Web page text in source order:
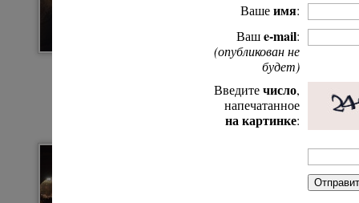
Вашеимя:
Вашe-mail:
(опубликован не
будет)
Введитечисло,
напечатанное
на картинке: